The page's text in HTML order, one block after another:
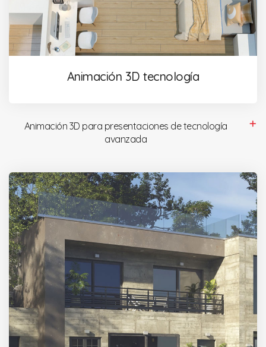
Animación 3D tecnología
Animación 3D para presentaciones de tecnología
avanzada